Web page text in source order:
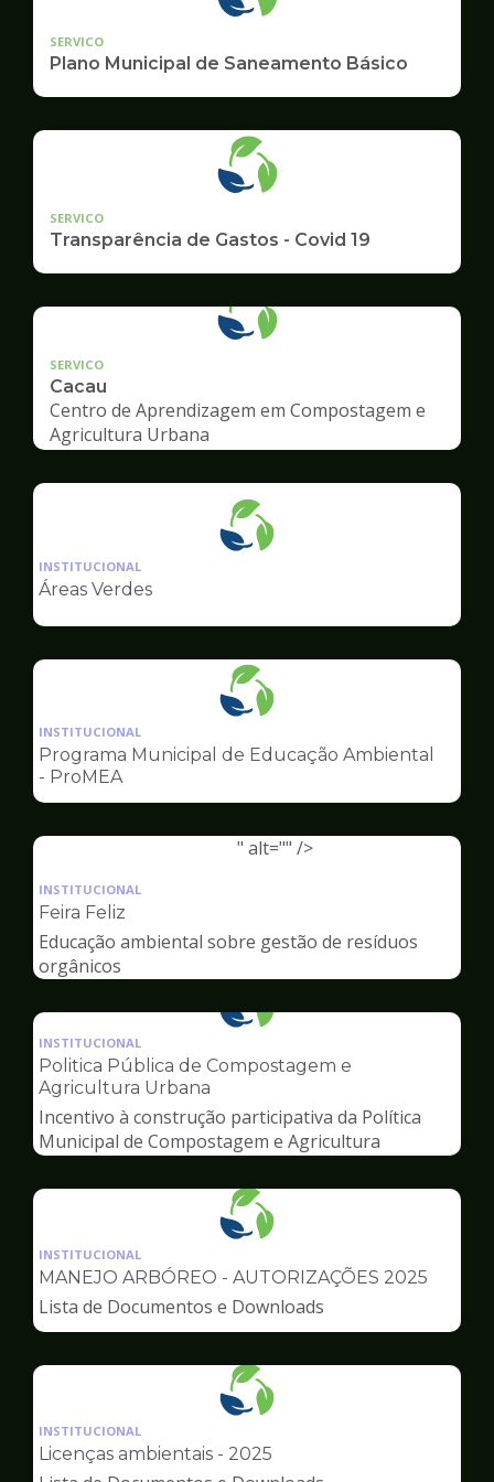
SERVICO
Plano Municipal de Saneamento Básico
SERVICO
Transparência de Gastos - Covid 19
SERVICO
Cacau
Centro de Aprendizagem em Compostagem e
Agricultura Urbana
Ilustração
Meio
Ambiente
INSTITUCIONAL
Áreas Verdes
Ilustração
pagina
Meio
INSTITUCIONAL
Programa Municipal de Educação Ambiental
- ProMEA
" alt="" />
Ilustração
Meio
Ambiente
INSTITUCIONAL
Feira Feliz
Educação ambiental sobre gestão de resíduos
orgânicos
Ilustração
pagina
Meio
Ambiente
INSTITUCIONAL
Politica Pública de Compostagem e
Agricultura Urbana
Incentivo à construção participativa da Política
Municipal de Compostagem e Agricultura
Ilustração
pagina
Meio
INSTITUCIONAL
MANEJO ARBÓREO - AUTORIZAÇÕES 2025
Lista de Documentos e Downloads
Ilustração
pagina
INSTITUCIONAL
Licenças ambientais - 2025